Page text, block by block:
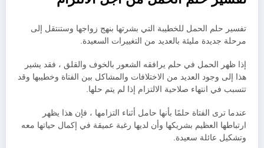
تفسير حلم الحمل للخطيبة التي بشرتها بنهج زواجها وستنتقل إلى
مرحلة جديدة مليئة بالعديد من التغييرات السعيدة.
إذا ظهر الحمل في حلم يرافقه الشعور بالخوف والقلق ، فقد يشير
هذا إلى وجود العديد من الاختلافات والمشاكل بين الفتاة وخطيبها وقد
تتسبب في انتهاء صلاحية الالتزام إذا لم يتم حلها.
عندما ترى الفتاة حلمًا بأنها حامل أثناء التزامها ، فإن هذا يظهر
ارتباطها العظيم بشريكها وأن لديها رغبة عميقة في إكمال حياتها معه
وتشكيل عائلة سعيدة.